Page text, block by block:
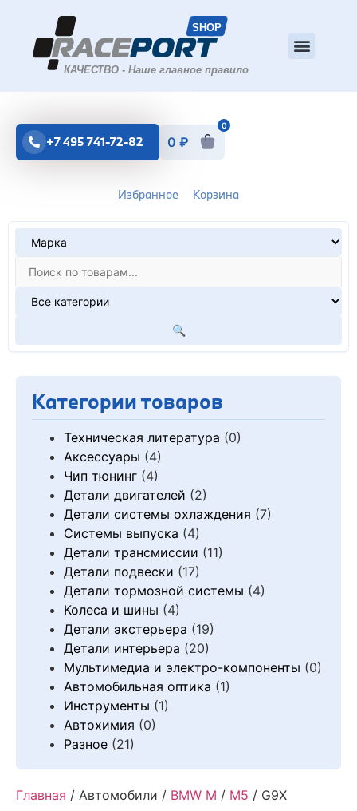
Избранное Корзина
🔍
+7 495 741-72-82 0 ₽
0
Категории товаров
Техническая литература (0)
Аксессуары (4)
Чип тюнинг (4)
Детали двигателей (2)
Детали системы охлаждения (7)
Системы выпуска (4)
Детали трансмиссии (11)
Детали подвески (17)
Детали тормозной системы (4)
Колеса и шины (4)
Детали экстерьера (19)
Детали интерьера (20)
Мультимедиа и электро-компоненты (0)
Автомобильная оптика (1)
Инструменты (1)
Автохимия (0)
Разное (21)
Главная / Автомобили / BMW M / M5 / G9X